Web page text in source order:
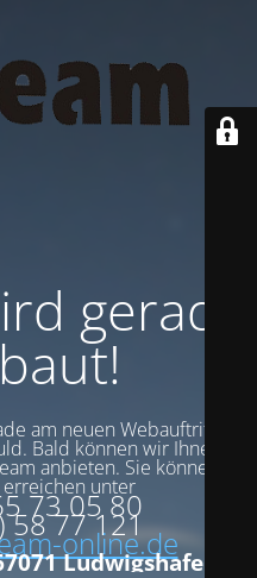
gerade
am neuen Webauftritt!
Bald können wir Ihnen alle
anbieten. Sie können uns
unter
73 05 80
58 77 121
online.de
Ludwigshafen